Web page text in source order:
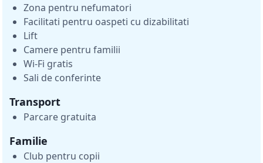
Zona pentru nefumatori
Facilitati pentru oaspeti cu dizabilitati
Lift
Camere pentru familii
Wi-Fi gratis
Sali de conferinte
Transport
Parcare gratuita
Familie
Club pentru copii